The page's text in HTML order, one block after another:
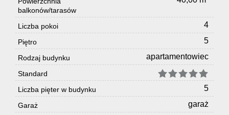
balkonów/tarasów
Liczba pokoi 4
Piętro 5
Rodzaj budynku apartamentowiec
Standard
Liczba pięter w budynku
5
Garaż garaż